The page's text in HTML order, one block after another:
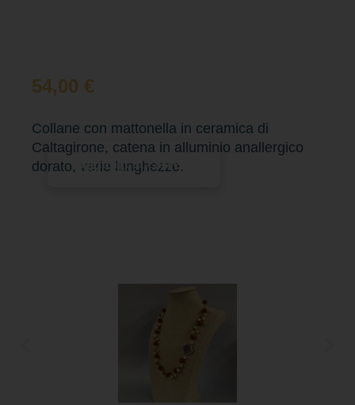
54,00 €
Collane con mattonella in ceramica di
Caltagirone, catena in alluminio anallergico
dorato, varie lunghezze.
Aggiungi al carrello